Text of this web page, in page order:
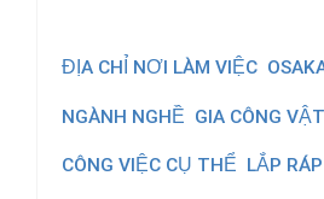
ĐỊA CHỈ NƠI LÀM VIỆC
NGÀNH NGHỀ GIA CÔNG
CÔNG VIỆC CỤ THỂ LẮP